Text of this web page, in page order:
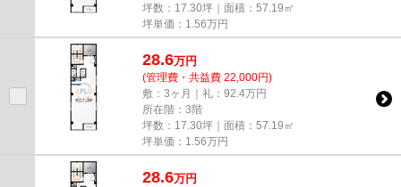
坪数：17.30坪｜面積：57.19㎡
坪単価： 1.56万円
28.6万円
(管理費・共益費 22,000円)
敷：3ヶ月｜礼：92.4万円
所在階：3階
坪数：17.30坪｜面積：57.19㎡
坪単価： 1.56万円
28.6万円